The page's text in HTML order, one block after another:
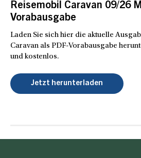
Reisemobil Caravan 09/26
Vorabausgabe
Laden Sie sich hier die aktuelle
Caravan als PDF-Vorabausgabe
und kostenlos.
Jetzt herunterladen